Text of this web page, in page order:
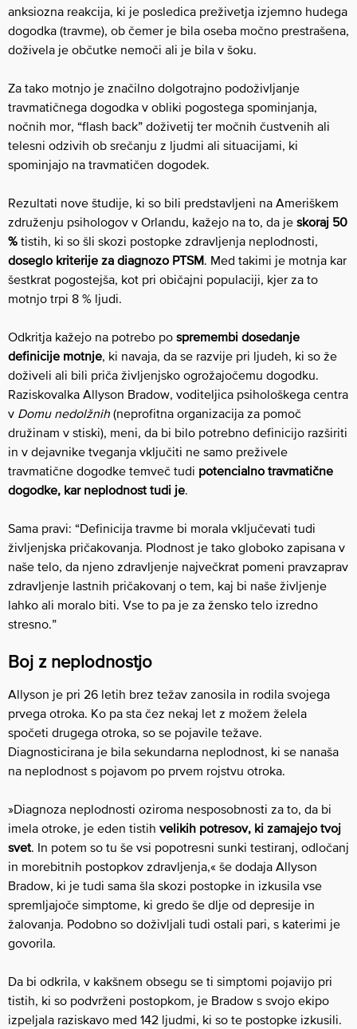
anksiozna reakcija, ki je posledica preživetja izjemno hudega
dogodka (travme), ob čemer je bila oseba močno prestrašena,
doživela je občutke nemoči ali je bila v šoku.
Za tako motnjo je značilno dolgotrajno podoživljanje
travmatičnega dogodka v obliki pogostega spominjanja,
nočnih mor, “flash back” doživetij ter močnih čustvenih ali
telesni odzivih ob srečanju z ljudmi ali situacijami, ki
spominjajo na travmatičen dogodek.
Rezultati nove študije, ki so bili predstavljeni na Ameriškem
združenju psihologov v Orlandu, kažejo na to, da je skoraj 50
% tistih, ki so šli skozi postopke zdravljenja neplodnosti,
doseglo kriterije za diagnozo PTSM. Med takimi je motnja kar
šestkrat pogostejša, kot pri običajni populaciji, kjer za to
motnjo trpi 8 % ljudi.
Odkritja kažejo na potrebo po spremembi dosedanje
definicije motnje, ki navaja, da se razvije pri ljudeh, ki so že
doživeli ali bili priča življenjsko ogrožajočemu dogodku.
Raziskovalka Allyson Bradow, voditeljica psihološkega centra
v Domu nedolžnih (neprofitna organizacija za pomoč
družinam v stiski), meni, da bi bilo potrebno definicijo razširiti
in v dejavnike tveganja vključiti ne samo preživele
travmatične dogodke temveč tudi potencialno travmatične
dogodke, kar neplodnost tudi je.
Sama pravi: “Definicija travme bi morala vključevati tudi
življenjska pričakovanja. Plodnost je tako globoko zapisana v
naše telo, da njeno zdravljenje največkrat pomeni pravzaprav
zdravljenje lastnih pričakovanj o tem, kaj bi naše življenje
lahko ali moralo biti. Vse to pa je za žensko telo izredno
stresno.”
Boj z neplodnostjo
Allyson je pri 26 letih brez težav zanosila in rodila svojega
prvega otroka. Ko pa sta čez nekaj let z možem želela
spočeti drugega otroka, so se pojavile težave.
Diagnosticirana je bila sekundarna neplodnost, ki se nanaša
na neplodnost s pojavom po prvem rojstvu otroka.
»Diagnoza neplodnosti oziroma nesposobnosti za to, da bi
imela otroke, je eden tistih velikih potresov, ki zamajejo tvoj
svet. In potem so tu še vsi popotresni sunki testiranj, odločanj
in morebitnih postopkov zdravljenja,« še dodaja Allyson
Bradow, ki je tudi sama šla skozi postopke in izkusila vse
spremljajoče simptome, ki gredo še dlje od depresije in
žalovanja. Podobno so doživljali tudi ostali pari, s katerimi je
govorila.
Da bi odkrila, v kakšnem obsegu se ti simptomi pojavijo pri
tistih, ki so podvrženi postopkom, je Bradow s svojo ekipo
izpeljala raziskavo med 142 ljudmi, ki so te postopke izkusili.